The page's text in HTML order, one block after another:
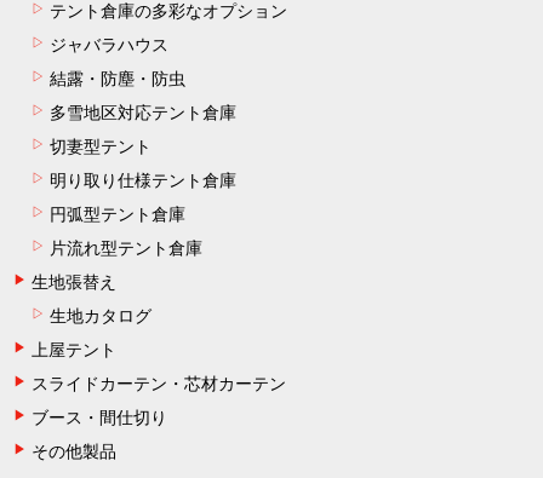
テント倉庫の多彩なオプション
ジャバラハウス
結露・防塵・防虫
多雪地区対応テント倉庫
切妻型テント
明り取り仕様テント倉庫
円弧型テント倉庫
片流れ型テント倉庫
生地張替え
生地カタログ
上屋テント
スライドカーテン・芯材カーテン
ブース・間仕切り
その他製品